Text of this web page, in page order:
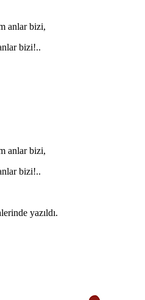
bizi,
bizi!..
bizi,
bizi!..
yazıldı.